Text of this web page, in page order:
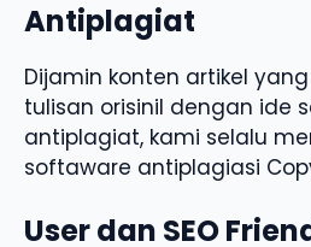
Antiplagiat
Dijamin konten artikel
tulisan orisinil dengan ide
antiplagiat, kami selalu
softaware antiplagiasi
User dan SEO